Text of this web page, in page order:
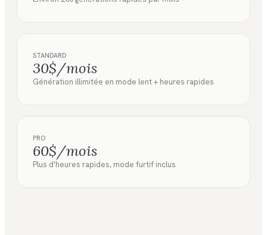
STANDARD
30$/mois
Génération illimitée en mode lent + heures rapides
PRO
60$/mois
Plus d'heures rapides, mode furtif inclus